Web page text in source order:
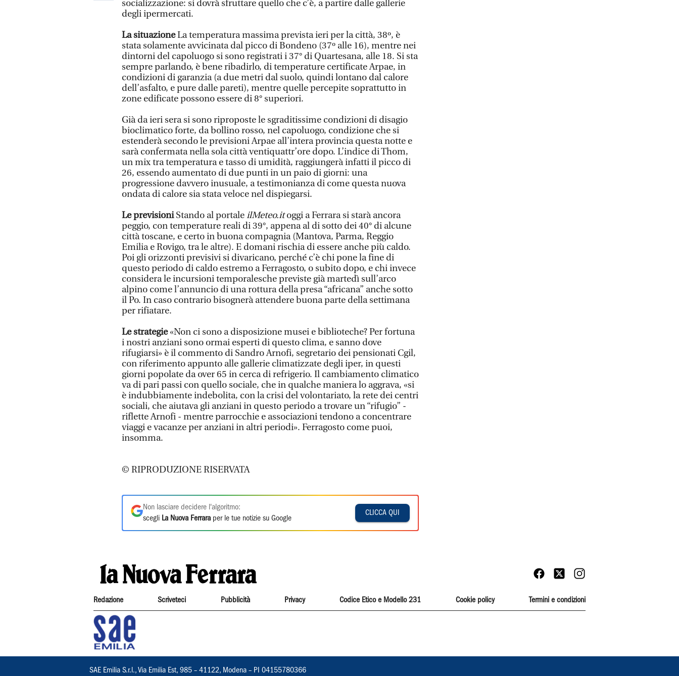
socializzazione: si dovrà sfruttare quello che c’è, a partire dalle gallerie
degli ipermercati.
La situazioneLa temperatura massima prevista ieri per la città, 38º, è
stata solamente avvicinata dal picco di Bondeno (37º alle 16), mentre nei
dintorni del capoluogo si sono registrati i 37° di Quartesana, alle 18. Si sta
sempre parlando, è bene ribadirlo, di temperature certificate Arpae, in
condizioni di garanzia (a due metri dal suolo, quindi lontano dal calore
dell’asfalto, e pure dalle pareti), mentre quelle percepite soprattutto in
zone edificate possono essere di 8° superiori.
Già da ieri sera si sono riproposte le sgraditissime condizioni di disagio
bioclimatico forte, da bollino rosso, nel capoluogo, condizione che si
estenderà secondo le previsioni Arpae all’intera provincia questa notte e
sarà confermata nella sola città ventiquattr’ore dopo. L’indice di Thom,
un mix tra temperatura e tasso di umidità, raggiungerà infatti il picco di
26, essendo aumentato di due punti in un paio di giorni: una
progressione davvero inusuale, a testimonianza di come questa nuova
ondata di calore sia stata veloce nel dispiegarsi.
Le previsioniStando al portaleilMeteo.itoggi a Ferrara si starà ancora
peggio, con temperature reali di 39°, appena al di sotto dei 40° di alcune
città toscane, e certo in buona compagnia (Mantova, Parma, Reggio
Emilia e Rovigo, tra le altre). E domani rischia di essere anche più caldo.
Poi gli orizzonti previsivi si divaricano, perché c’è chi pone la fine di
questo periodo di caldo estremo a Ferragosto, o subito dopo, e chi invece
considera le incursioni temporalesche previste già martedì sull’arco
alpino come l’annuncio di una rottura della presa “africana” anche sotto
il Po. In caso contrario bisognerà attendere buona parte della settimana
per rifiatare.
Le strategie«Non ci sono a disposizione musei e biblioteche? Per fortuna
i nostri anziani sono ormai esperti di questo clima, e sanno dove
rifugiarsi» è il commento di Sandro Arnofi, segretario dei pensionati Cgil,
con riferimento appunto alle gallerie climatizzate degli iper, in questi
giorni popolate da over 65 in cerca di refrigerio. Il cambiamento climatico
va di pari passi con quello sociale, che in qualche maniera lo aggrava, «si
è indubbiamente indebolita, con la crisi del volontariato, la rete dei centri
sociali, che aiutava gli anziani in questo periodo a trovare un “rifugio” -
riflette Arnofi - mentre parrocchie e associazioni tendono a concentrare
viaggi e vacanze per anziani in altri periodi». Ferragosto come puoi,
insomma.
© RIPRODUZIONE RISERVATA
Non lasciare decidere l'algoritmo:
scegli La Nuova Ferrara per le tue notizie su Google
CLICCA QUI
Redazione Scriveteci Pubblicità Privacy Codice Etico e Modello 231 Cookie policy Termini e condizioni
SAE Emilia S.r.l., Via Emilia Est, 985 – 41122, Modena – PI 04155780366